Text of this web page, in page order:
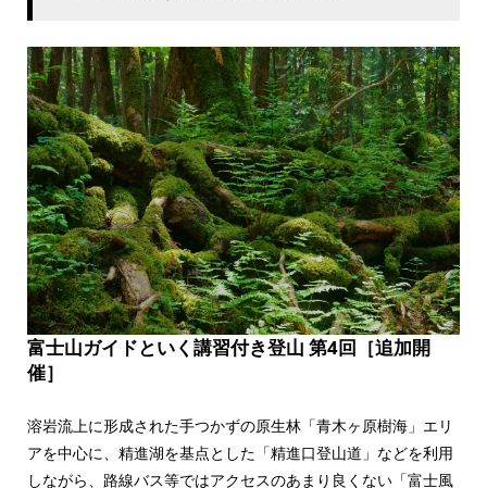
富士山ガイドといく講習付き登山 第4回［追加開
催］
溶岩流上に形成された手つかずの原生林「青木ヶ原樹海」エリ
アを中心に、精進湖を基点とした「精進口登山道」などを利用
しながら、路線バス等ではアクセスのあまり良くない「富士風